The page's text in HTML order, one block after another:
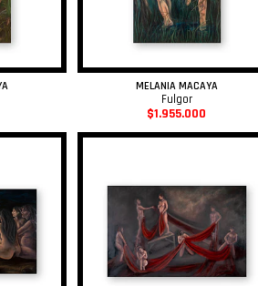
MELANIA MACAYA
Fulgor
$1.955.000